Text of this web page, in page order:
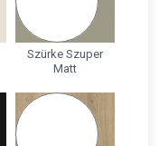
Szürke Szuper
Matt